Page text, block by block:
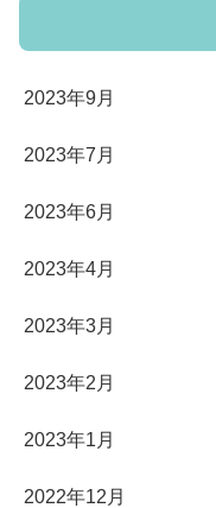
2023年9月
2023年7月
2023年6月
2023年4月
2023年3月
2023年2月
2023年1月
2022年12月